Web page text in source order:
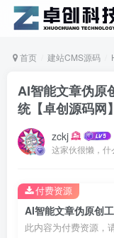
首页 建站CMS源码
AI智能文章伪原
统【卓创源码网】
zckj
这家伙很懒，什
此内容为付费资源，
付费资源